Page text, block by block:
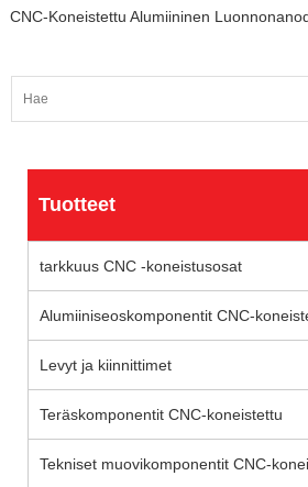
CNC-Koneistettu Alumiininen
Tuotteet
tarkkuus CNC -koneistusosat
Alumiiniseoskomponentit CNC-
Levyt ja kiinnittimet
Teräskomponentit CNC-koneistettu
Tekniset muovikomponentit CNC-